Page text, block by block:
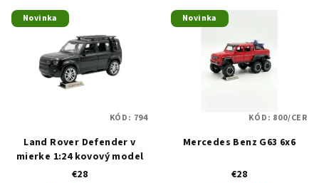
Novinka
Land Rover Defender v
mierke 1:24 kovový model
€28
KÓD: 794
Novinka
Mercedes Benz G63 6x6
€28
KÓD: 800/CER